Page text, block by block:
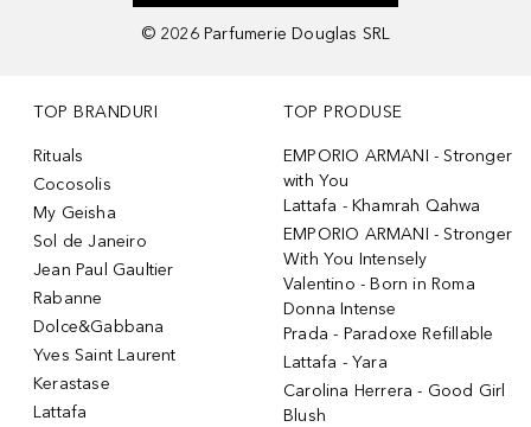
© 2026 Parfumerie Douglas SRL
TOP BRANDURI
Rituals
Cocosolis
My Geisha
Sol de Janeiro
Jean Paul Gaultier
Rabanne
Dolce&Gabbana
Yves Saint Laurent
Kerastase
Lattafa
TOP PRODUSE
EMPORIO ARMANI - Stronger
with You
Lattafa - Khamrah Qahwa
EMPORIO ARMANI - Stronger
With You Intensely
Valentino - Born in Roma
Donna Intense
Prada - Paradoxe Refillable
Lattafa - Yara
Carolina Herrera - Good Girl
Blush